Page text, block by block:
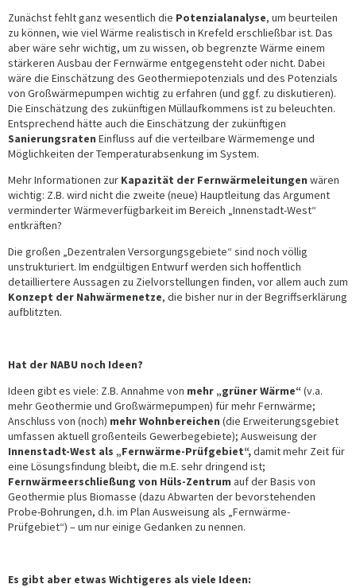
Zunächst fehlt ganz wesentlich die Potenzialanalyse, um beurteilen
zu können, wie viel Wärme realistisch in Krefeld erschließbar ist. Das
aber wäre sehr wichtig, um zu wissen, ob begrenzte Wärme einem
stärkeren Ausbau der Fernwärme entgegensteht oder nicht. Dabei
wäre die Einschätzung des Geothermiepotenzials und des Potenzials
von Großwärmepumpen wichtig zu erfahren (und ggf. zu diskutieren).
Die Einschätzung des zukünftigen Müllaufkommens ist zu beleuchten.
Entsprechend hätte auch die Einschätzung der zukünftigen
Sanierungsraten Einfluss auf die verteilbare Wärmemenge und
Möglichkeiten der Temperaturabsenkung im System.
Mehr Informationen zur Kapazität der Fernwärmeleitungen wären
wichtig: Z.B. wird nicht die zweite (neue) Hauptleitung das Argument
verminderter Wärmeverfügbarkeit im Bereich „Innenstadt-West“
entkräften?
Die großen „Dezentralen Versorgungsgebiete“ sind noch völlig
unstrukturiert. Im endgültigen Entwurf werden sich hoffentlich
detailliertere Aussagen zu Zielvorstellungen finden, vor allem auch zum
Konzept der Nahwärmenetze, die bisher nur in der Begriffserklärung
aufblitzten.
Hat der NABU noch Ideen?
Ideen gibt es viele: Z.B. Annahme von mehr „grüner Wärme“ (v.a.
mehr Geothermie und Großwärmepumpen) für mehr Fernwärme;
Anschluss von (noch) mehr Wohnbereichen (die Erweiterungsgebiet
umfassen aktuell großenteils Gewerbegebiete); Ausweisung der
Innenstadt-West als „Fernwärme-Prüfgebiet“,damit mehr Zeit für
eine Lösungsfindung bleibt, die m.E. sehr dringend ist;
Fernwärmeerschließung von Hüls-Zentrum auf der Basis von
Geothermie plus Biomasse (dazu Abwarten der bevorstehenden
Probe-Bohrungen, d.h. im Plan Ausweisung als „Fernwärme-
Prüfgebiet“) – um nur einige Gedanken zu nennen.
Es gibt aber etwas Wichtigeres als viele Ideen: